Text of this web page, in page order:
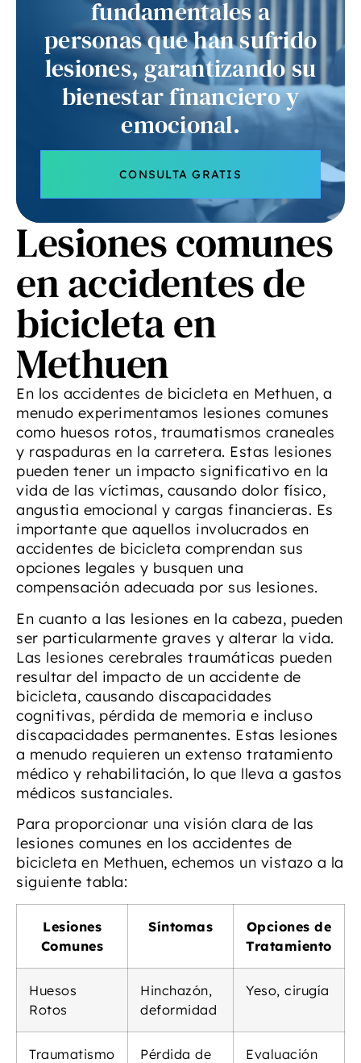
fundamentales a
personas que han sufrido
lesiones, garantizando su
bienestar financiero y
emocional.
CONSULTA GRATIS
Lesiones comunes
en accidentes de
bicicleta en
Methuen
En los accidentes de bicicleta en Methuen, a
menudo experimentamos lesiones comunes
como huesos rotos, traumatismos craneales
y raspaduras en la carretera. Estas lesiones
pueden tener un impacto significativo en la
vida de las víctimas, causando dolor físico,
angustia emocional y cargas financieras. Es
importante que aquellos involucrados en
accidentes de bicicleta comprendan sus
opciones legales y busquen una
compensación adecuada por sus lesiones.
En cuanto a las lesiones en la cabeza, pueden
ser particularmente graves y alterar la vida.
Las lesiones cerebrales traumáticas pueden
resultar del impacto de un accidente de
bicicleta, causando discapacidades
cognitivas, pérdida de memoria e incluso
discapacidades permanentes. Estas lesiones
a menudo requieren un extenso tratamiento
médico y rehabilitación, lo que lleva a gastos
médicos sustanciales.
Para proporcionar una visión clara de las
lesiones comunes en los accidentes de
bicicleta en Methuen, echemos un vistazo a la
siguiente tabla:
Lesiones
Comunes
Síntomas
Opciones de
Tratamiento
Huesos
Rotos
Hinchazón,
deformidad
Yeso, cirugía
Traumatismo
Pérdida de
Evaluación